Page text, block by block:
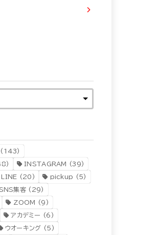
INSTAGRAM (39)
LINE (20) pickup (5)
SNS集客 (29)
ZOOM (9)
アカデミー (6)
ウオーキング (5)